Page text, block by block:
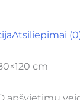
Atsiliepimai
cm